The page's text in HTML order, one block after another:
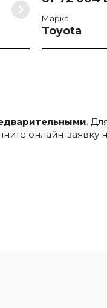
Марка
Toyota
.
онлайн-